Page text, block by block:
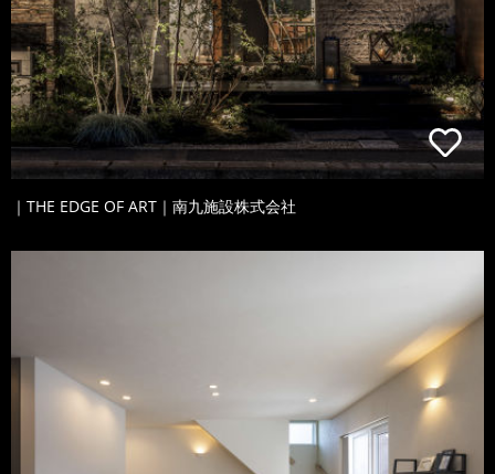
｜THE EDGE OF ART｜南九施設株式会社